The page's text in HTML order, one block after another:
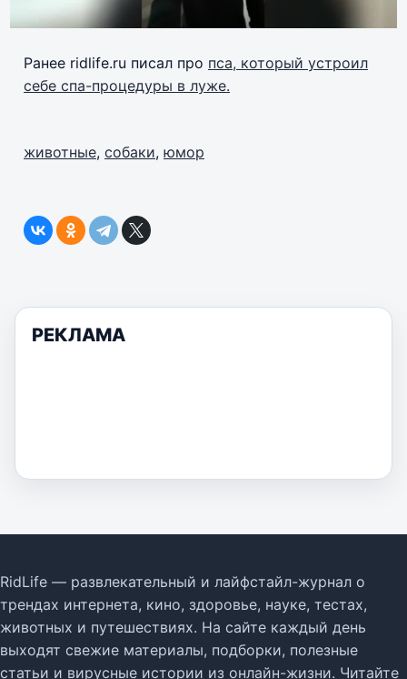
Ранее ridlife.ru писал про пса, который устроил
себе спа-процедуры в луже.
животные, собаки, юмор
РЕКЛАМА
RidLife — развлекательный и лайфстайл-журнал о
трендах интернета, кино, здоровье, науке, тестах,
животных и путешествиях. На сайте каждый день
выходят свежие материалы, подборки, полезные
статьи и вирусные истории из онлайн-жизни. Читайте